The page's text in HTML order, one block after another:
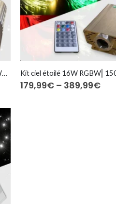
Kit ciel étoilé Scintillant LED10W RGBW⎜150 à 1.200 fibres optiques
179,99€ – 389,99€Price